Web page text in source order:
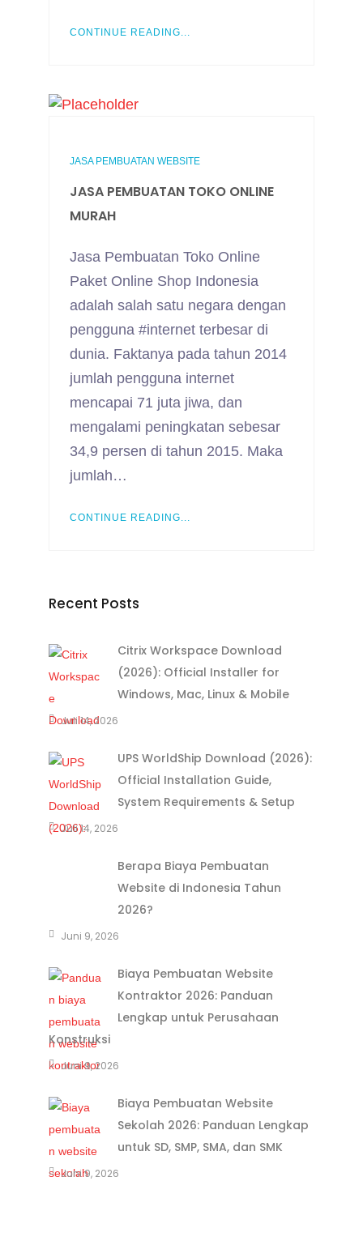
CONTINUE READING...
JASA PEMBUATAN WEBSITE
JASA PEMBUATAN TOKO ONLINE
MURAH
Jasa Pembuatan Toko Online
Paket Online Shop Indonesia
adalah salah satu negara dengan
pengguna #internet terbesar di
dunia. Faktanya pada tahun 2014
jumlah pengguna internet
mencapai 71 juta jiwa, dan
mengalami peningkatan sebesar
34,9 persen di tahun 2015. Maka
jumlah…
CONTINUE READING...
Recent Posts
Citrix Workspace Download
(2026): Official Installer for
Windows, Mac, Linux & Mobile
Juli 14, 2026
UPS WorldShip Download (2026):
Official Installation Guide,
System Requirements & Setup
Juli 14, 2026
Berapa Biaya Pembuatan
Website di Indonesia Tahun
2026?
Juni 9, 2026
Biaya Pembuatan Website
Kontraktor 2026: Panduan
Lengkap untuk Perusahaan
Konstruksi
Juni 9, 2026
Biaya Pembuatan Website
Sekolah 2026: Panduan Lengkap
untuk SD, SMP, SMA, dan SMK
Juni 9, 2026